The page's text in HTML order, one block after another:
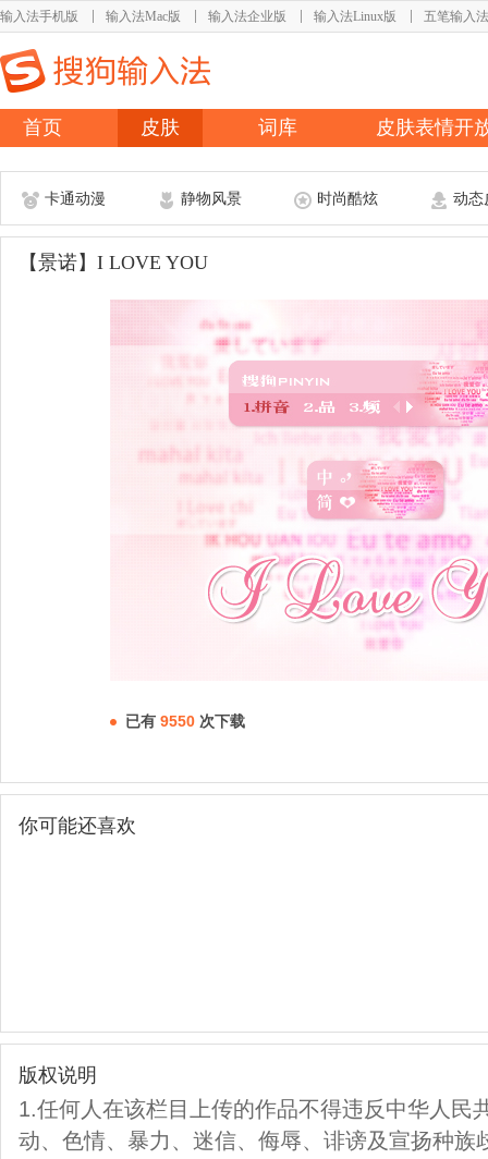
输入法手机版 输入法Mac版 输入法企业版 输入法Linux版 五笔输入法
首页 皮肤 词库 皮肤表情开
卡通动漫 静物风景 时尚酷炫 动态
【景诺】I LOVE YOU
已有 9550 次下载
你可能还喜欢
版权说明
1.任何人在该栏目上传的作品不得违反中华人民
动、色情、暴力、迷信、侮辱、诽谤及宣扬种族